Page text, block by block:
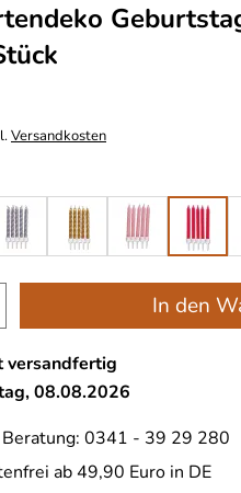
Versandkosten
In den
versandfertig
08.08.2026
Beratung: 0341 - 39 29 280
ab 49,90 Euro in DE